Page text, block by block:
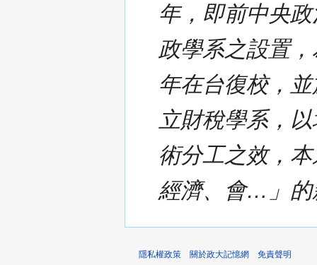
年，即前中央
政學系之設置
年在台復校，
立財稅學系，
術分工之效，
經濟、會…」的
隱私權政策 關於政大記憶網 免責聲明